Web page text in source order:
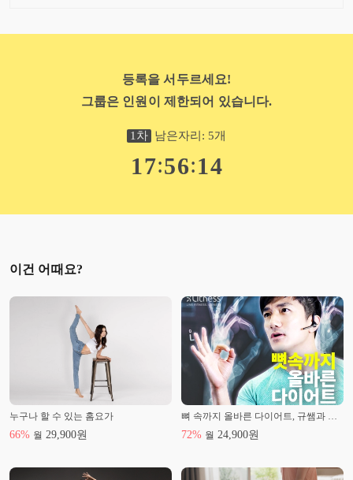
등록을 서두르세요!
그룹은 인원이 제한되어 있습니다.
1차 남은자리: 5개
17:56:13
이건 어때요?
누구나 할 수 있는 홈요가
66% 월 29,900원 72% 월 24,900원